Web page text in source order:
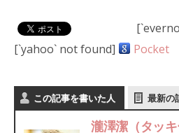
[`yahoo` not found]
Pocket
この記事を書いた人 最新の
瀧澤潔（タッキ